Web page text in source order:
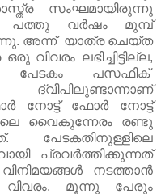
സംഘമായിരുന്നു
പത്തു വർഷം മുമ്പ്
അന്ന് യാത്ര ചെയ്ത
ലഭിച്ചിട്ടില്ല,
പസഫിക്
നോട്ട് ഫോർ നോട്ട്
വൈകുന്നേരം രണ്ടു
പേടകതിനുള്ളിലെ
പ്രവർത്തിക്കുന്നത്
നടത്താൻ
മൂന്നു പേരും